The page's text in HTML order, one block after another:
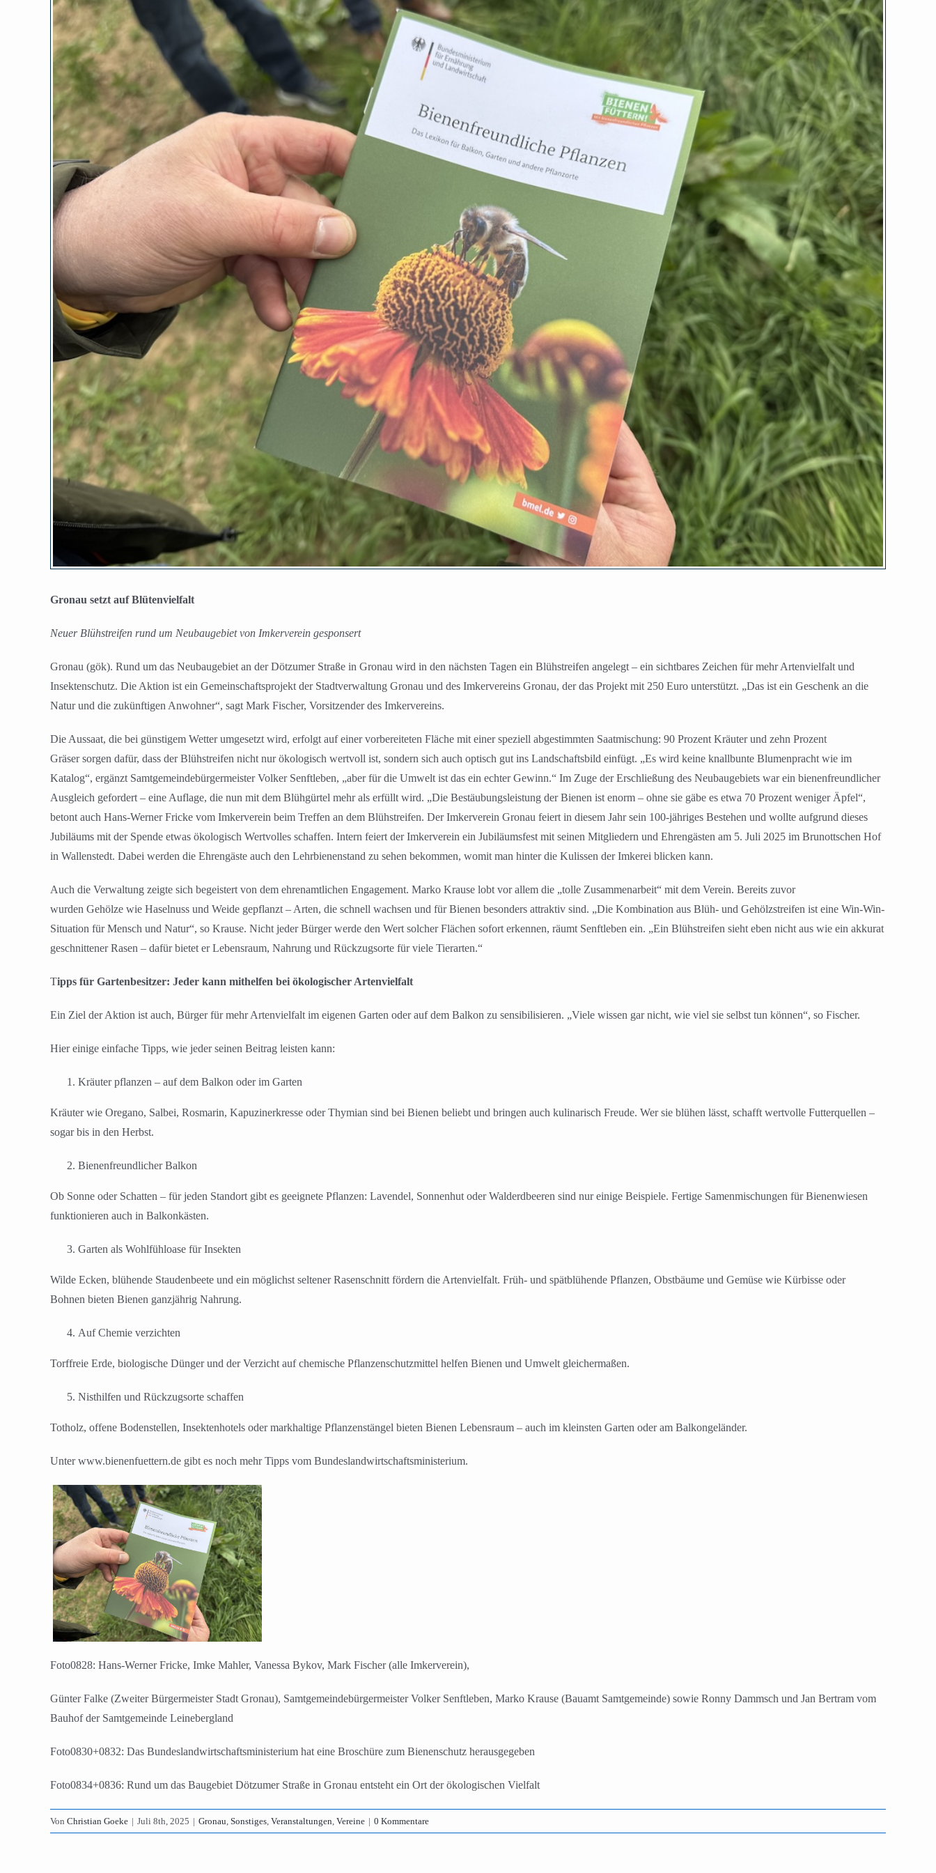
Gronau setzt auf Blütenvielfalt
Neuer Blühstreifen rund um Neubaugebiet von Imkerverein gesponsert
Gronau (gök). Rund um das Neubaugebiet an der Dötzumer Straße in Gronau wird in den nächsten Tagen ein Blühstreifen angelegt – ein sichtbares Zeichen für mehr Artenvielfalt und
Insektenschutz. Die Aktion ist ein Gemeinschaftsprojekt der Stadtverwaltung Gronau und des Imkervereins Gronau, der das Projekt mit 250 Euro unterstützt. „Das ist ein Geschenk an die
Natur und die zukünftigen Anwohner“, sagt Mark Fischer, Vorsitzender des Imkervereins.
Die Aussaat, die bei günstigem Wetter umgesetzt wird, erfolgt auf einer vorbereiteten Fläche mit einer speziell abgestimmten Saatmischung: 90 Prozent Kräuter und zehn Prozent
Gräser sorgen dafür, dass der Blühstreifen nicht nur ökologisch wertvoll ist, sondern sich auch optisch gut ins Landschaftsbild einfügt. „Es wird keine knallbunte Blumenpracht wie im
Katalog“, ergänzt Samtgemeindebürgermeister Volker Senftleben, „aber für die Umwelt ist das ein echter Gewinn.“ Im Zuge der Erschließung des Neubaugebiets war ein bienenfreundlicher
Ausgleich gefordert – eine Auflage, die nun mit dem Blühgürtel mehr als erfüllt wird. „Die Bestäubungsleistung der Bienen ist enorm – ohne sie gäbe es etwa 70 Prozent weniger Äpfel“,
betont auch Hans-Werner Fricke vom Imkerverein beim Treffen an dem Blühstreifen. Der Imkerverein Gronau feiert in diesem Jahr sein 100-jähriges Bestehen und wollte aufgrund dieses
Jubiläums mit der Spende etwas ökologisch Wertvolles schaffen. Intern feiert der Imkerverein ein Jubiläumsfest mit seinen Mitgliedern und Ehrengästen am 5. Juli 2025 im Brunottschen Hof
in Wallenstedt. Dabei werden die Ehrengäste auch den Lehrbienenstand zu sehen bekommen, womit man hinter die Kulissen der Imkerei blicken kann.
Auch die Verwaltung zeigte sich begeistert von dem ehrenamtlichen Engagement. Marko Krause lobt vor allem die „tolle Zusammenarbeit“ mit dem Verein. Bereits zuvor
wurden Gehölze wie Haselnuss und Weide gepflanzt – Arten, die schnell wachsen und für Bienen besonders attraktiv sind. „Die Kombination aus Blüh- und Gehölzstreifen ist eine Win-Win-
Situation für Mensch und Natur“, so Krause. Nicht jeder Bürger werde den Wert solcher Flächen sofort erkennen, räumt Senftleben ein. „Ein Blühstreifen sieht eben nicht aus wie ein akkurat
geschnittener Rasen – dafür bietet er Lebensraum, Nahrung und Rückzugsorte für viele Tierarten.“
Tipps für Gartenbesitzer: Jeder kann mithelfen bei ökologischer Artenvielfalt
Ein Ziel der Aktion ist auch, Bürger für mehr Artenvielfalt im eigenen Garten oder auf dem Balkon zu sensibilisieren. „Viele wissen gar nicht, wie viel sie selbst tun können“, so Fischer.
Hier einige einfache Tipps, wie jeder seinen Beitrag leisten kann:
Kräuter pflanzen – auf dem Balkon oder im Garten
Kräuter wie Oregano, Salbei, Rosmarin, Kapuzinerkresse oder Thymian sind bei Bienen beliebt und bringen auch kulinarisch Freude. Wer sie blühen lässt, schafft wertvolle Futterquellen –
sogar bis in den Herbst.
Bienenfreundlicher Balkon
Ob Sonne oder Schatten – für jeden Standort gibt es geeignete Pflanzen: Lavendel, Sonnenhut oder Walderdbeeren sind nur einige Beispiele. Fertige Samenmischungen für Bienenwiesen
funktionieren auch in Balkonkästen.
Garten als Wohlfühloase für Insekten
Wilde Ecken, blühende Staudenbeete und ein möglichst seltener Rasenschnitt fördern die Artenvielfalt. Früh- und spätblühende Pflanzen, Obstbäume und Gemüse wie Kürbisse oder
Bohnen bieten Bienen ganzjährig Nahrung.
Auf Chemie verzichten
Torffreie Erde, biologische Dünger und der Verzicht auf chemische Pflanzenschutzmittel helfen Bienen und Umwelt gleichermaßen.
Nisthilfen und Rückzugsorte schaffen
Totholz, offene Bodenstellen, Insektenhotels oder markhaltige Pflanzenstängel bieten Bienen Lebensraum – auch im kleinsten Garten oder am Balkongeländer.
Unter www.bienenfuettern.de gibt es noch mehr Tipps vom Bundeslandwirtschaftsministerium.
Foto0828: Hans-Werner Fricke, Imke Mahler, Vanessa Bykov, Mark Fischer (alle Imkerverein),
Günter Falke (Zweiter Bürgermeister Stadt Gronau), Samtgemeindebürgermeister Volker Senftleben, Marko Krause (Bauamt Samtgemeinde) sowie Ronny Dammsch und Jan Bertram vom
Bauhof der Samtgemeinde Leinebergland
Foto0830+0832: Das Bundeslandwirtschaftsministerium hat eine Broschüre zum Bienenschutz herausgegeben
Foto0834+0836: Rund um das Baugebiet Dötzumer Straße in Gronau entsteht ein Ort der ökologischen Vielfalt
Von Christian Goeke | Juli 8th, 2025 | Gronau, Sonstiges, Veranstaltungen, Vereine | 0 Kommentare